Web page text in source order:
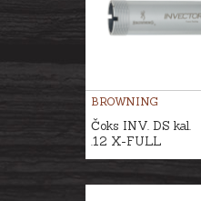
BROWNING
Čoks INV. DS kal.
.12 X-FULL